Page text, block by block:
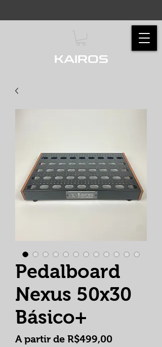
KAIROS
Pedalboard
Nexus 50x30
Básico+
A partir de R$499,00Preço